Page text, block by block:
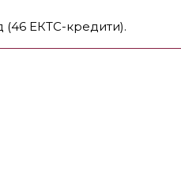
(46 ЕКТС-кредити).